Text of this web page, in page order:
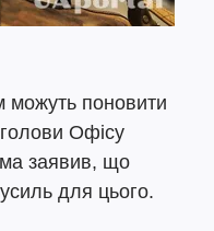
можуть поновити
Офісу
заявив, що
для цього.